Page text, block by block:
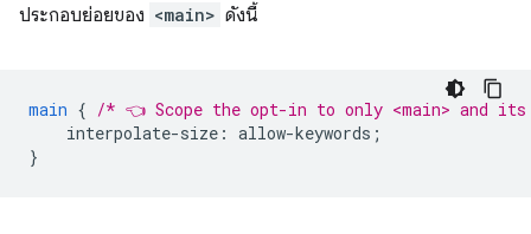
ประกอบย่อยของ <main> ดังนี้
main { /* 👈 Scope the opt-in to only <main> and its
interpolate-size : allow-keywords ;
}